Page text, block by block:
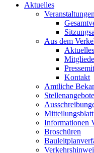
Aktuelles
Veranstaltungen
Aus dem
Aktuelles
Kontakt
Amtliche
Stellenangebote
Mitteilungsblatt
Informationen
Broschüren